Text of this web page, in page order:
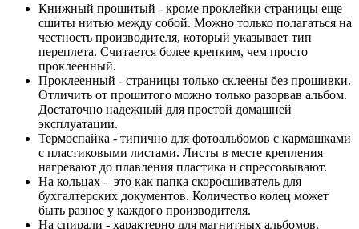
Книжный прошитый - кроме проклейки страницы еще
сшиты нитью между собой. Можно только полагаться на
честность производителя, который указывает тип
переплета. Считается более крепким, чем просто
проклеенный.
Проклеенный - страницы только склеены без прошивки.
Отличить от прошитого можно только разорвав альбом.
Достаточно надежный для простой домашней
эксплуатации.
Термоспайка - типично для фотоальбомов с кармашками
с пластиковыми листами. Листы в месте крепления
нагревают до плавления пластика и спрессовывают.
На кольцах - это как папка скоросшиватель для
бухгалтерских документов. Количество колец может
быть разное у каждого производителя.
На спирали - характерно для магнитных альбомов.